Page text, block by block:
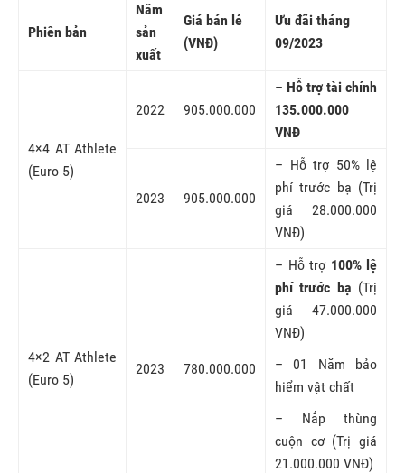
Phiên bản
Năm
sản
xuất
Giá bán lẻ
(VNĐ)
Ưu đãi tháng
09/2023
4×4 AT Athlete
(Euro 5)
2022 905.000.000
– Hỗ trợ tài chính
135.000.000
VNĐ
2023 905.000.000
– Hỗ trợ 50% lệ
phí trước bạ (Trị
giá 28.000.000
VNĐ)
4×2 AT Athlete
(Euro 5)
2023 780.000.000
– Hỗ trợ 100% lệ
phí trước bạ (Trị
giá 47.000.000
VNĐ)
– 01 Năm bảo
hiểm vật chất
– Nắp thùng
cuộn cơ (Trị giá
21.000.000 VNĐ)